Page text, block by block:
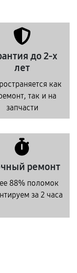
до 2-х
лет
как
так и на
запчасти
ремонт
88% поломок
за 2 часа